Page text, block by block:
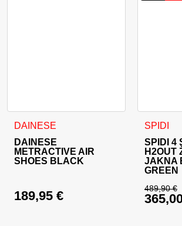
DAINESE
DAINESE
METRACTIVE AIR
SHOES BLACK
189,95 €
Ta izdelek ima več različic. Možnosti
SPIDI
SPIDI 4
H2OUT
JAKNA
GREEN
489,90€
Ta